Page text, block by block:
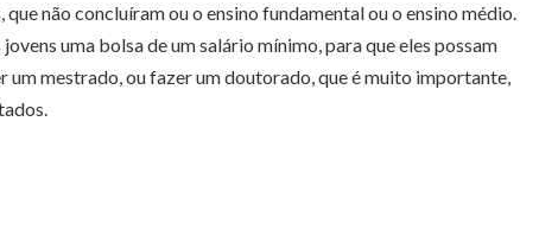
não concluíram ou o ensino fundamental ou o ensino médio.
uma bolsa de um salário mínimo, para que eles possam
um mestrado, ou fazer um doutorado, que é muito importante,